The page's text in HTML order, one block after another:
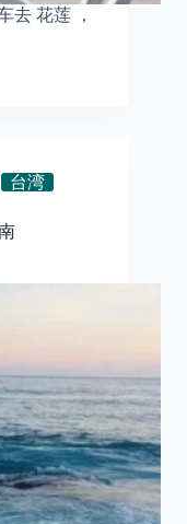
去 花莲 ，
台湾